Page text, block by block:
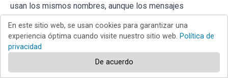
usan los mismos nombres, aunque los mensajes
están relacionadas. Por lo tanto, usar el nombre del
archivo del mensaje solo puede ser ineficaz e incluso
provocar la pérdida permanente de datos (por ejemplo, al
En este sitio web, se usan cookies para garantizar una
experiencia óptima cuando visite nuestro sitio web. Política de
privacidad
De acuerdo